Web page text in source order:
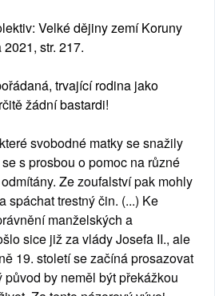
Velké dějiny zemí Koruny
str. 217.
trvající rodina jako
žádní bastardi!
svobodné matky se snažily
s prosbou o pomoc na různé
Ze zoufalství pak mohly
spáchat trestný čin. (...) Ke
manželských a
sice již za vlády Josefa II., ale
19. století se začíná prosazovat
původ by neměl být překážkou